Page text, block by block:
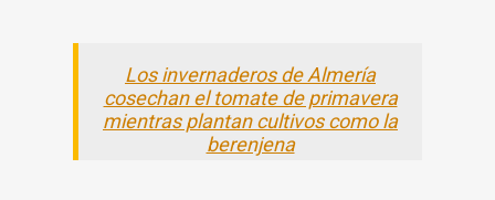
Los invernaderos de Almería
cosechan el tomate de primavera
mientras plantan cultivos como la
berenjena